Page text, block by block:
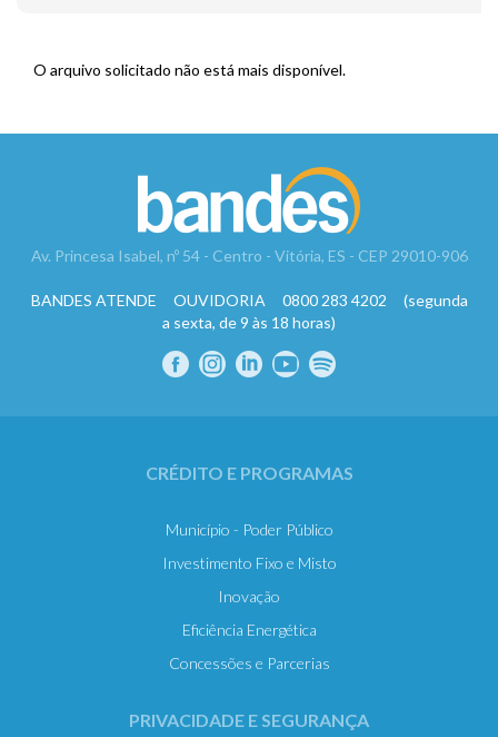
O arquivo solicitado não está mais disponível.
Av. Princesa Isabel, nº 54 - Centro - Vitória, ES - CEP 29010-906
BANDES ATENDE OUVIDORIA 0800 283 4202 (segunda
a sexta, de 9 às 18 horas)
CRÉDITO E PROGRAMAS
Município - Poder Público
Investimento Fixo e Misto
Inovação
Eficiência Energética
Concessões e Parcerias
PRIVACIDADE E SEGURANÇA